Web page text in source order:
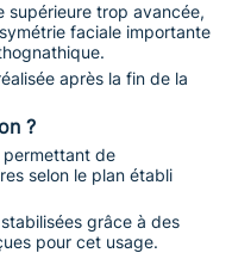
supérieure trop avancée,
faciale importante
après la fin de la
?
permettant de
selon le plan établi
grâce à des
pour cet usage.